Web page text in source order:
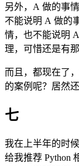
另外，A 做的事
不能说明 A 做的
情，也不能说明
理，可惜还是有
而且，都现在了
的案例呢？居然
七
我在上半年的时
给我推荐 Python